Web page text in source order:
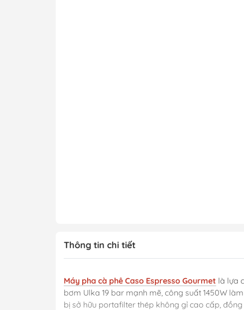
Thông tin chi tiết
Máy pha cà phê Caso Espresso Gourmet là lựa
bơm Ulka 19 bar mạnh mẽ, công suất 1450W
bị sở hữu portafilter thép không gỉ cao cấp,